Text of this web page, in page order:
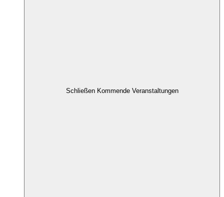
Schließen Kommende Veranstaltungen